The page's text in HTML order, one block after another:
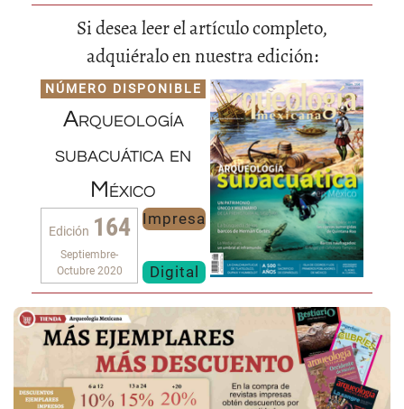
Si desea leer el artículo completo,
adquiéralo en nuestra edición:
NÚMERO DISPONIBLE
Arqueología
subacuática en
México
Edición 164
Septiembre-
Octubre 2020
Impresa
Digital